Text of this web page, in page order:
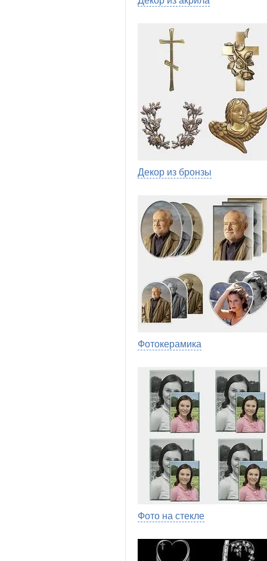
Декор из бронзы
Фотокерамика
Фото на стекле